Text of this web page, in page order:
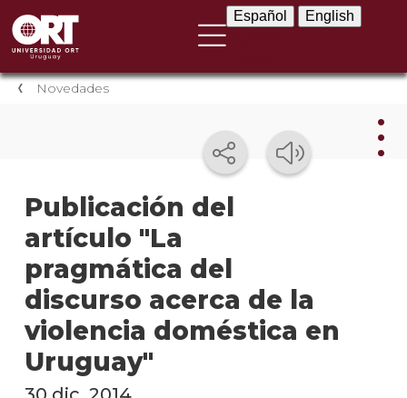
Español English
Novedades
Publicación del
artículo "La
pragmática del
discurso acerca de la
violencia doméstica en
Uruguay"